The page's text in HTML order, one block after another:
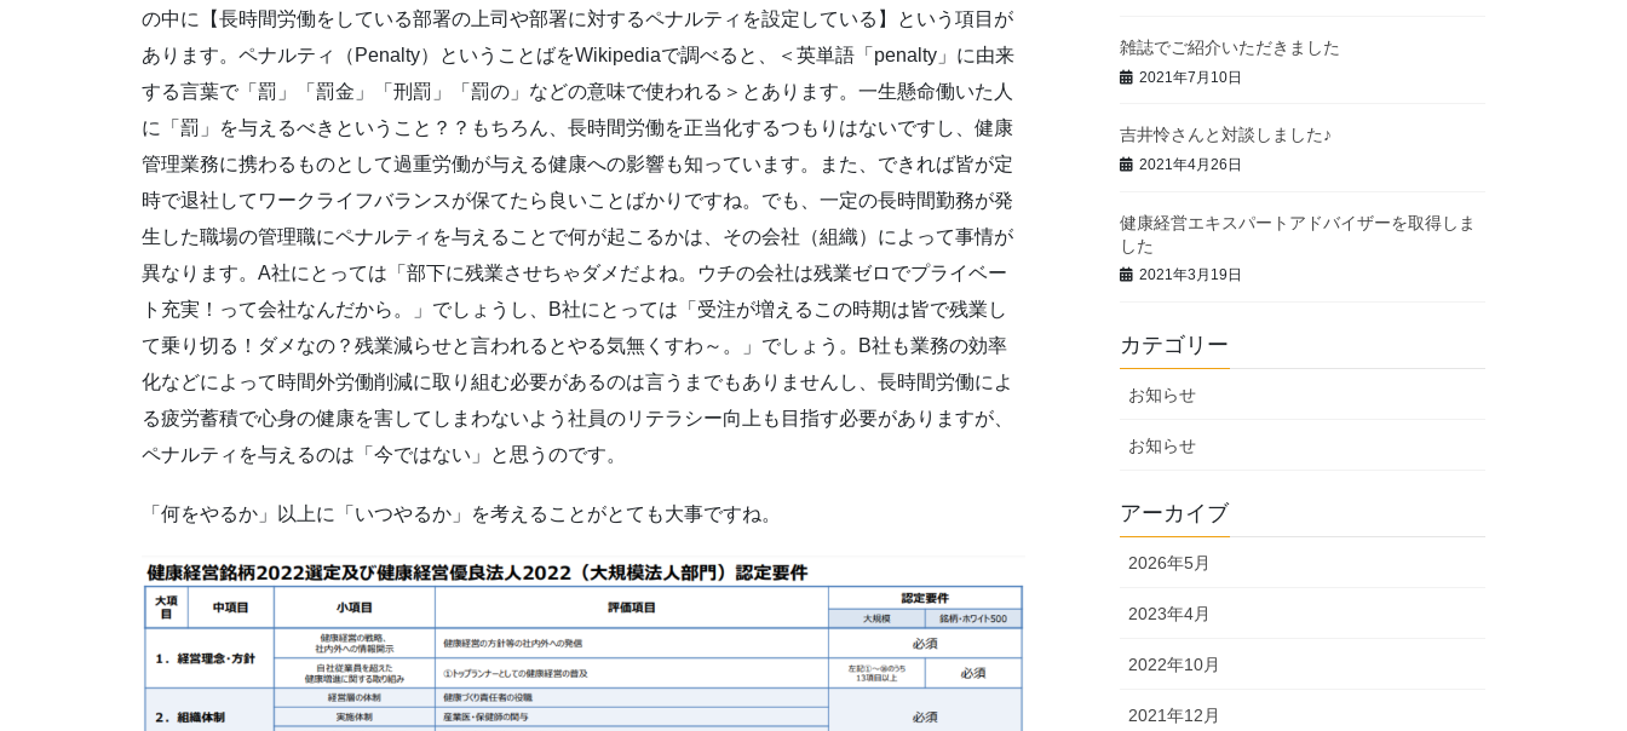
の中に【長時間労働をしている部署の上司や部署に対するペナルティを設定している】という項目が
あります。ペナルティ（Penalty）ということばをWikipediaで調べると、＜英単語「penalty」に由来
する言葉で「罰」「罰金」「刑罰」「罰の」などの意味で使われる＞とあります。一生懸命働いた人
に「罰」を与えるべきということ？？もちろん、長時間労働を正当化するつもりはないですし、健康
管理業務に携わるものとして過重労働が与える健康への影響も知っています。また、できれば皆が定
時で退社してワークライフバランスが保てたら良いことばかりですね。でも、一定の長時間勤務が発
生した職場の管理職にペナルティを与えることで何が起こるかは、その会社（組織）によって事情が
異なります。A社にとっては「部下に残業させちゃダメだよね。ウチの会社は残業ゼロでプライベー
ト充実！って会社なんだから。」でしょうし、B社にとっては「受注が増えるこの時期は皆で残業し
て乗り切る！ダメなの？残業減らせと言われるとやる気無くすわ～。」でしょう。B社も業務の効率
化などによって時間外労働削減に取り組む必要があるのは言うまでもありませんし、長時間労働によ
る疲労蓄積で心身の健康を害してしまわないよう社員のリテラシー向上も目指す必要がありますが、
ペナルティを与えるのは「今ではない」と思うのです。
「何をやるか」以上に「いつやるか」を考えることがとても大事ですね。
雑誌でご紹介いただきました
2021年7月10日
吉井怜さんと対談しました♪
2021年4月26日
健康経営エキスパートアドバイザーを取得しま
した
2021年3月19日
カテゴリー
お知らせ
お知らせ
アーカイブ
2026年5月
2023年4月
2022年10月
2021年12月